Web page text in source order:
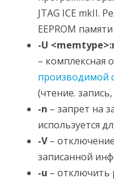
JTAG ICE mkII.
EEPROM
-U
– комплексная
производимой
(чтение.
-n – запрет на
используется
-V–
записанной
-u – отключить